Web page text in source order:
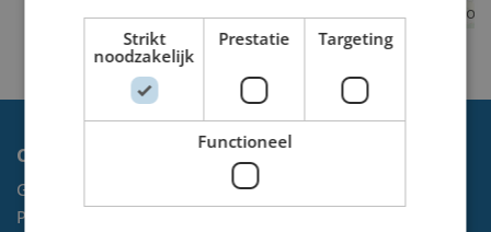
Contact
Gemeente Velsen
Postbus 465
Strikt
noodzakelijk
Prestatie Targeting
Functioneel